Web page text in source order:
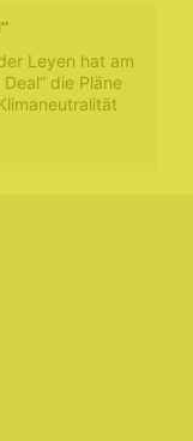
Leyen hat am
die Pläne